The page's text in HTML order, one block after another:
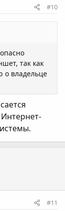
#10
так как
о владельце
#11